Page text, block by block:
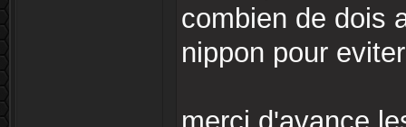
combien de dois
nippon pour
merci d'avance